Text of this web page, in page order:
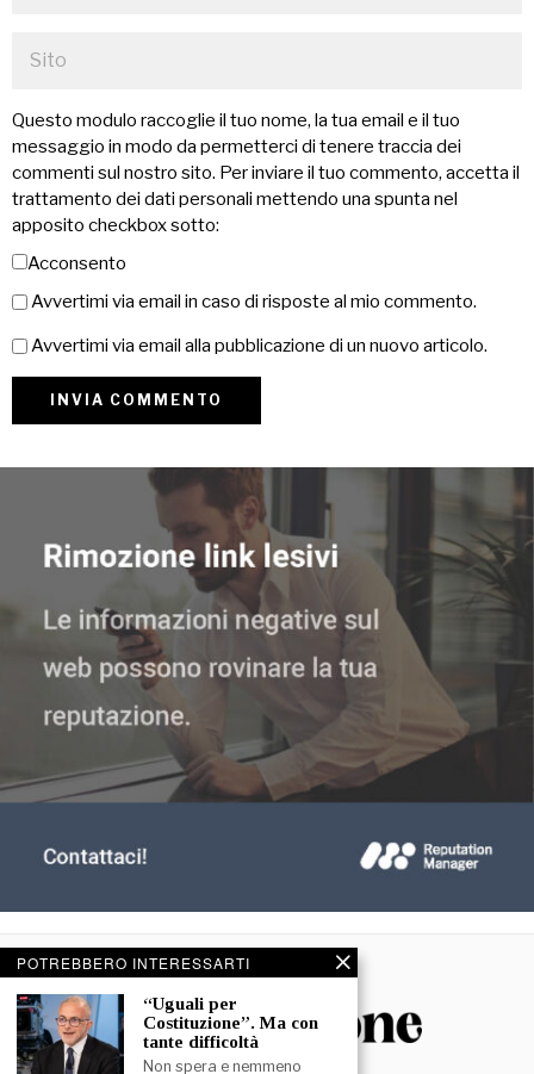
Questo modulo raccoglie il tuo nome, la tua email e il tuo
messaggio in modo da permetterci di tenere traccia dei
commenti sul nostro sito. Per inviare il tuo commento, accetta il
trattamento dei dati personali mettendo una spunta nel
apposito checkbox sotto:
Acconsento
Avvertimi via email in caso di risposte al mio commento.
Avvertimi via email alla pubblicazione di un nuovo articolo.
POTREBBERO INTERESSARTI
“Uguali per
Costituzione”. Ma con
tante difficoltà
Non spera e nemmeno